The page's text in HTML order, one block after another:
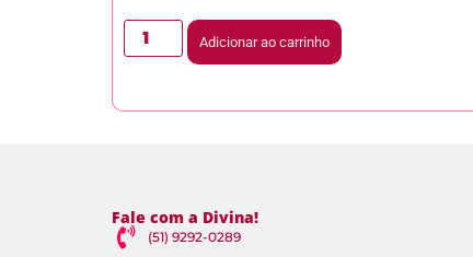
Adicionar ao carrinho
Fale com a Divina!
(51) 9292-0289